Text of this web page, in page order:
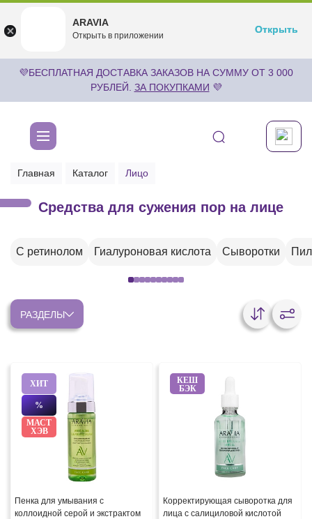
undefined
Бесплатноru.aravia.new
Открыть
💜БЕСПЛАТНАЯ ДОСТАВКА ЗАКАЗОВ НА СУММУ ОТ 3 000
РУБЛЕЙ. ЗА ПОКУПКАМИ 💜
Главная Каталог Лицо
Средства для сужения пор на лице
С ретинолом Гиалуроновая кислота Сыворотки
РАЗДЕЛЫ
ХИТ
%
МАСТ
ХЭВ
Пенка для умывания с
коллоидной серой и экстрактом
КЕШ
БЭК
Корректирующая сыворотка для
лица с салициловой кислотой
ARAVIA
Открыть в приложении
Открыть